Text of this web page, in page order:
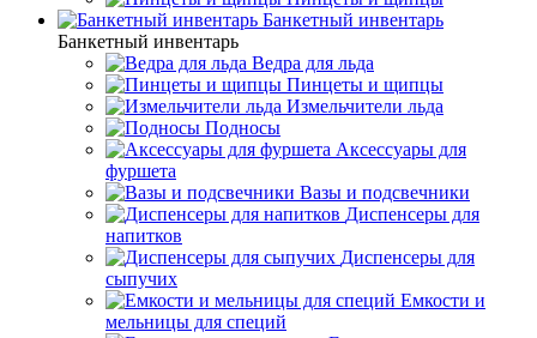
Банкетный инвентарь
Банкетный инвентарь
Ведра для льда
Пинцеты и щипцы
Измельчители льда
Подносы
Аксессуары для
фуршета
Вазы и подсвечники
Диспенсеры для
напитков
Диспенсеры для
сыпучих
Емкости и
мельницы для специй